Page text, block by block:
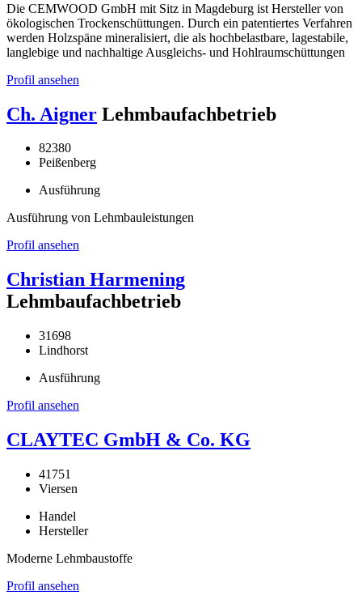
Die CEMWOOD GmbH mit Sitz in Magdeburg ist Hersteller von
ökologischen Trockenschüttungen. Durch ein patentiertes Verfahren
werden Holzspäne mineralisiert, die als hochbelastbare, lagestabile,
langlebige und nachhaltige Ausgleichs- und Hohlraumschüttungen
Profil ansehen
Ch. Aigner Lehmbaufachbetrieb
82380
Peißenberg
Ausführung
Ausführung von Lehmbauleistungen
Profil ansehen
Christian Harmening
Lehmbaufachbetrieb
31698
Lindhorst
Ausführung
Profil ansehen
CLAYTEC GmbH & Co. KG
41751
Viersen
Handel
Hersteller
Moderne Lehmbaustoffe
Profil ansehen